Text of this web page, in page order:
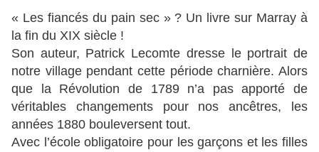
« Les fiancés du pain sec » ? Un livre sur Marray à
la fin du XIX siècle !
Son auteur, Patrick Lecomte dresse le portrait de
notre village pendant cette période charnière. Alors
que la Révolution de 1789 n’a pas apporté de
véritables changements pour nos ancêtres, les
années 1880 bouleversent tout.
Avec l’école obligatoire pour les garçons et les filles